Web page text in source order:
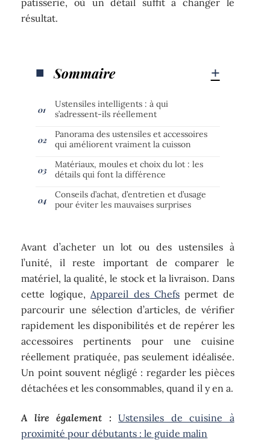
pâtisserie, où un détail suffit à changer le
résultat.
Sommaire
Ustensiles intelligents : à qui
s’adressent-ils réellement
Panorama des ustensiles et accessoires
qui améliorent vraiment la cuisson
Matériaux, moules et choix du lot : les
détails qui font la différence
Conseils d’achat, d’entretien et d’usage
pour éviter les mauvaises surprises
Avant d’acheter un lot ou des ustensiles à
l’unité, il reste important de comparer le
matériel, la qualité, le stock et la livraison. Dans
cette logique,Appareil des Chefspermet de
parcourir une sélection d’articles, de vérifier
rapidement les disponibilités et de repérer les
accessoires pertinents pour une cuisine
réellement pratiquée, pas seulement idéalisée.
Un point souvent négligé : regarder les pièces
détachées et les consommables, quand il y en a.
A lire également :
Ustensiles de cuisine à
proximité pour débutants : le guide malin